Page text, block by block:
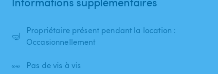
🤿
Propriétaire présent pendant la location :
Occasionnellement
👀 Pas de vis à vis